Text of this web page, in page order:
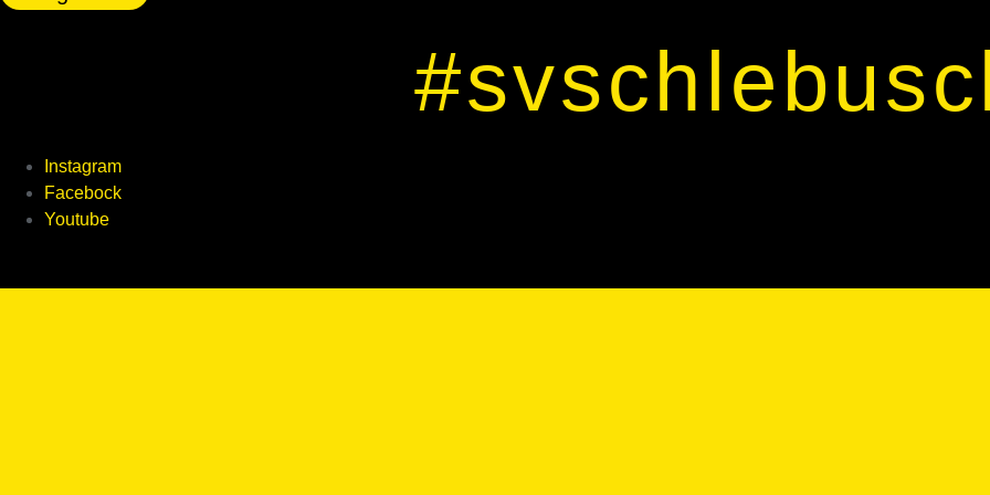
Instagram
Facebock
Youtube